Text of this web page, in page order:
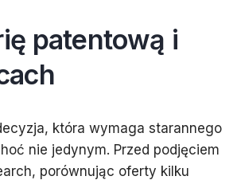
patentową i
która wymaga starannego
nie jedynym. Przed podjęciem
porównując oferty kilku